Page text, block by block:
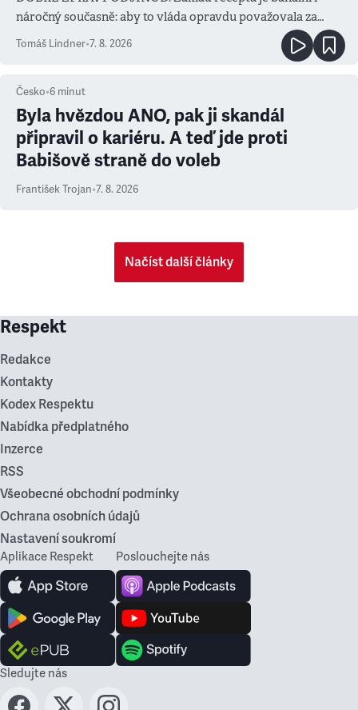
náročný současně: aby to vláda opravdu považovala za
prioritu
Tomáš Lindner•7. 8. 2026
Česko•6 minut
Byla hvězdou ANO, pak ji skandál
připravil o kariéru. A teď jde proti
Babišově straně do voleb
František Trojan•7. 8. 2026
Načíst další články
Respekt
Redakce
Kontakty
Kodex Respektu
Nabídka předplatného
Inzerce
RSS
Všeobecné obchodní podmínky
Ochrana osobních údajů
Nastavení soukromí
Aplikace Respekt Poslouchejte nás
Sledujte nás